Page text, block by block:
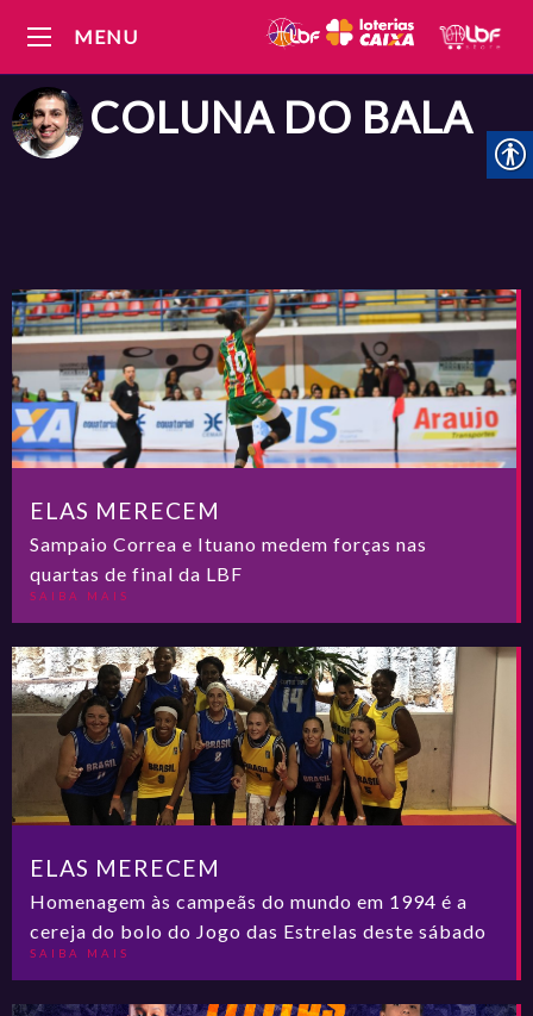
MENU
COLUNA DO BALA
ELAS MERECEM
Sampaio Correa e Ituano medem forças nas
quartas de final da LBF
SAIBA MAIS
ELAS MERECEM
Homenagem às campeãs do mundo em 1994 é a
cereja do bolo do Jogo das Estrelas deste sábado
SAIBA MAIS